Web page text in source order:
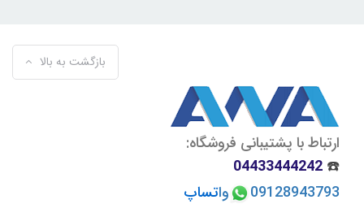
بازگشت به بالا
ارتباط با پشتیبانی فروشگاه:
☎️
04433444242
09128943793
واتساپ